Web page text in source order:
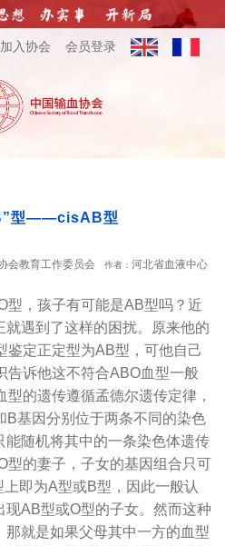
加入协会 会员登录
型——cisAB型
会教育工作委员会 作者： 河北省血液中心
，孩子有可能是AB型吗？近
就遇到了这样的困扰。原来他的
鉴定正定型为AB型，可他自己
告诉他这不符合ABO血型一般
的遗传遵循孟德尔遗传定律，
B基因分别位于两条不同的染色
随机将其中的一条染色体遗传
型的妻子，子女的基因组合只可
即为A型或B型，因此一般认
AB型或O型的子女。然而这种
就是如果父母其中一方的血型